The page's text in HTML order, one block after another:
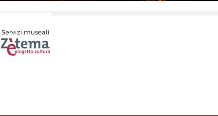
Servizi museali